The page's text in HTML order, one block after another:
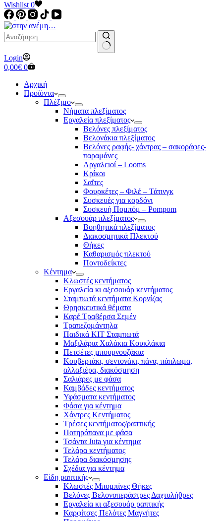
επιλογές
μπορούν
να
επιλεγούν
στη
του
προϊόντος
Wishlist 0
No
results
Login
Καλάθι
0,00€ 0
Αρχική
Προϊόντα
Πλέξιμο
Νήματα πλεξίματος
Εργαλεία πλεξίματος
Βελόνες πλεξίματος
Βελονάκια πλεξίματος
Βελόνες ραφής- χάντρας – σακοράφες-
παραμάνες
Αργαλειοί – Looms
Κρίκοι
Σαΐτες
Φουρκέτες – Φιλέ – Τάτινγκ
Συσκευές για κορδόνι
Συσκευή Πομπόμ – Pompom
Αξεσουάρ πλεξίματος
Βοηθητικά πλεξίματος
Διακοσμητικά Πλεκτού
Θήκες
Καθαρισμός πλεκτού
Ποντοδείκτες
Κέντημα
Κλωστές κεντήματος
Eργαλεία κι αξεσουάρ κεντήματος
Σταμπωτά κεντήματα Κορνίζας
Θρησκευτικά θέματα
Καρέ Τραβέρσα Σεμέν
Τραπεζομάντηλα
Παιδικά KIT Σταμπωτά
Μαξιλάρια Χαλάκια Κουκλάκια
Πετσέτες μπουρνουζάκια
Κουβερτάκι, σεντονάκι, πάνα, πάπλωμα,
αλλαξιέρα, διακόσμηση
Σαλιάρες με φάσα
Καμβάδες κεντήματος
Υφάσματα κεντήματος
Φάσα για κέντημα
Χάντρες Κεντήματος
Τρέσες κεντήματος/ραπτικής
Ποτηρόπανα με φάσα
Τσάντα Juta για κέντημα
Τελάρα κεντήματος
Τελάρα διακόσμησης
Σχέδια για κέντημα
Είδη ραπτικής
Κλωστές Μπομπίνες Θήκες
Βελόνες Βελονοπεράστρες Δαχτυλήθρες
Εργαλεία κι αξεσουάρ ραπτικής
Καρφίτσες Πελότες Μαγνήτες